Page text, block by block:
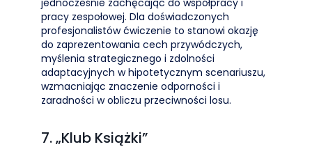
jednocześnie zachęcając do współpracy i
pracy zespołowej. Dla doświadczonych
profesjonalistów ćwiczenie to stanowi okazję
do zaprezentowania cech przywódczych,
myślenia strategicznego i zdolności
adaptacyjnych w hipotetycznym scenariuszu,
wzmacniając znaczenie odporności i
zaradności w obliczu przeciwności losu.
7. „Klub Książki”